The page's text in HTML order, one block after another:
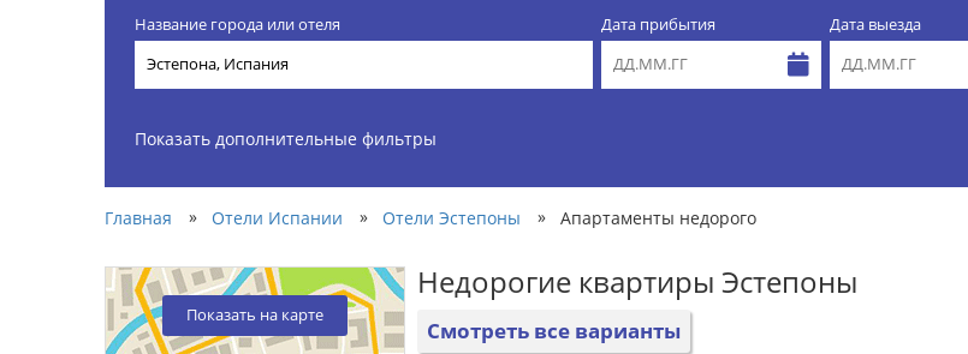
Название города или отеля Дата прибытия Дата выезда
Показать дополнительные фильтры
Главная » Отели Испании » Отели Эстепоны » Апартаменты недорого
Показать на карте
Недорогие квартиры Эстепоны
Смотреть все варианты